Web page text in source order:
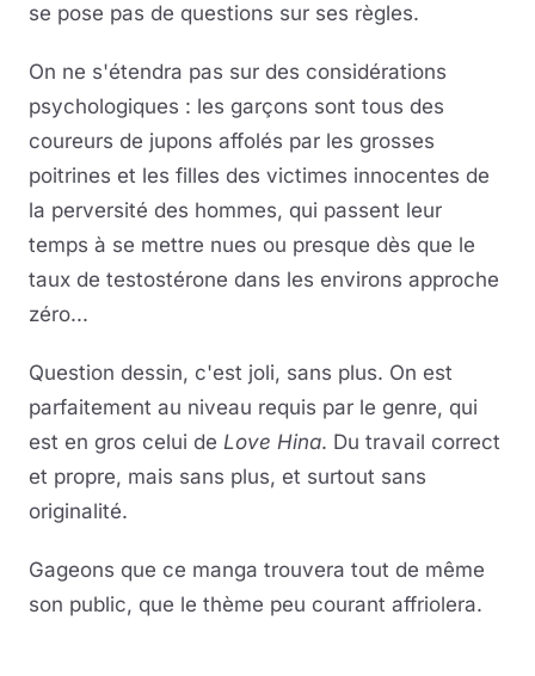
se pose pas de questions sur ses règles.
On ne s'étendra pas sur des considérations
psychologiques : les garçons sont tous des
coureurs de jupons affolés par les grosses
poitrines et les filles des victimes innocentes de
la perversité des hommes, qui passent leur
temps à se mettre nues ou presque dès que le
taux de testostérone dans les environs approche
zéro...
Question dessin, c'est joli, sans plus. On est
parfaitement au niveau requis par le genre, qui
est en gros celui de Love Hina. Du travail correct
et propre, mais sans plus, et surtout sans
originalité.
Gageons que ce manga trouvera tout de même
son public, que le thème peu courant affriolera.